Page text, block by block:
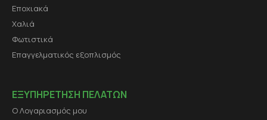
Εποχιακά
Χαλιά
Φωτιστικά
Επαγγελματικός εξοπλισμός
ΕΞΥΠΗΡΕΤΗΣΗ ΠΕΛΑΤΩΝ
Ο Λογαριασμός μου